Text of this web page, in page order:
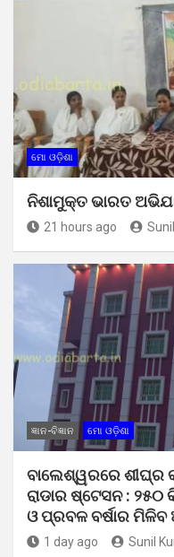
ମୋ ଓଡ଼ିଶା
ନିଶାମୁକ୍ତ ଭାରତ
21 hours ago
ଜ୍ଞାନ-ବିଜ୍ଞାନ ମୋ ଓଡ଼ିଶା
ବାଲେଶ୍ୱରରେ ଶୀଘ୍ର
ରାଡାର ଷ୍ଟେସନ :
ଓ ପ୍ରବଳ ବର୍ଷାର
1 day ago Sunil